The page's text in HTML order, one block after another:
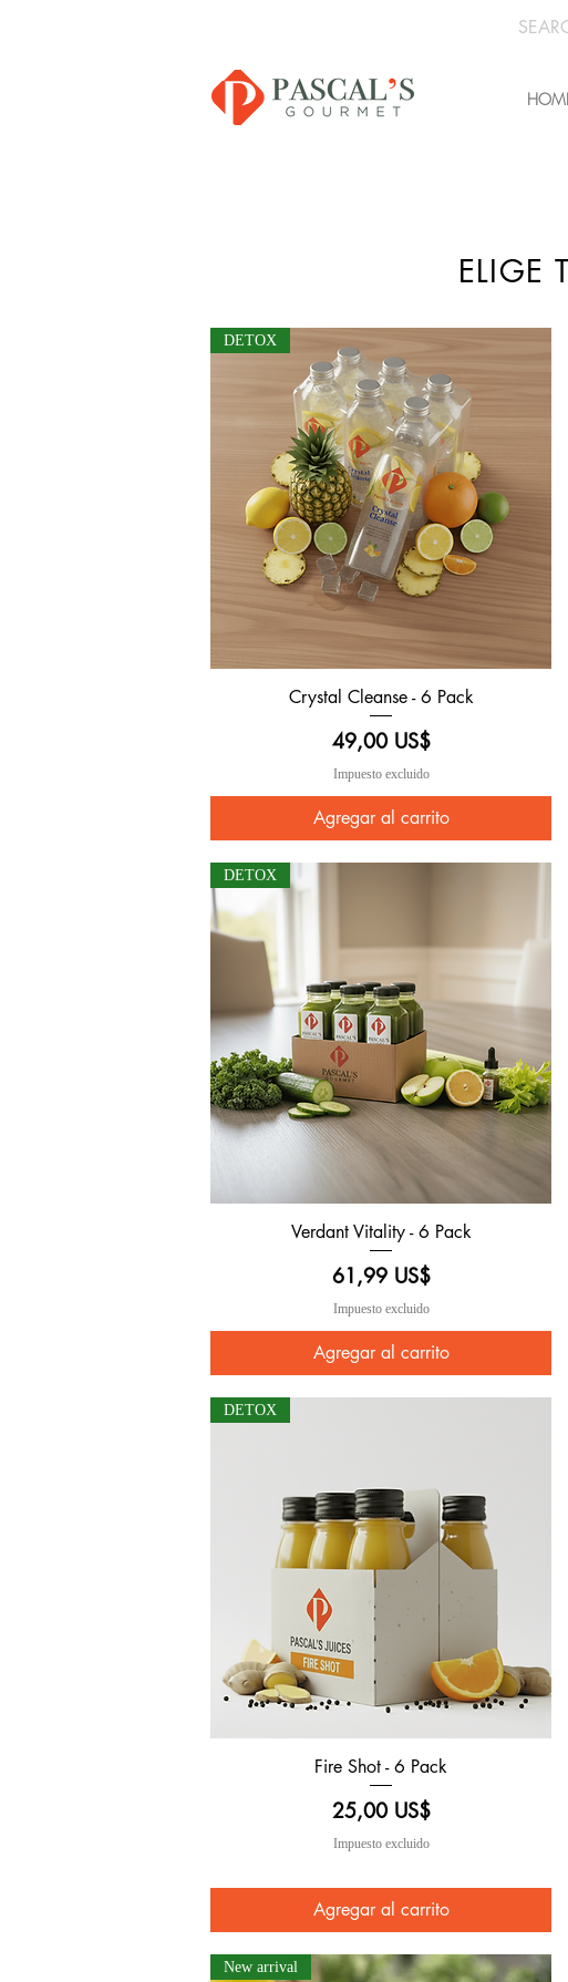
ELIGE
Vista rápida
DETOX
Crystal Cleanse - 6 Pack
Precio
49,00 US$
Impuesto excluido
Agregar al carrito
Vista rápida
DETOX
Verdant Vitality - 6 Pack
Precio
61,99 US$
Impuesto excluido
Agregar al carrito
Vista rápida
DETOX
Fire Shot - 6 Pack
Precio
25,00 US$
Impuesto excluido
Agregar al carrito
New arrival